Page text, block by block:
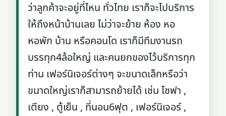
ว่าลูกค้าจะอยู่ที่ไหน ทั่วไทย เราก็จะไปบริการ
ให้ถึงหน้าบ้านเลย ไม่ว่าจะย้าย ห้อง หอ
หอพัก บ้าน หรือคอนโด เราก็มีทีมงานรถ
บรรทุก4ล้อใหญ่ และคนยกของไว้บริการทุก
ท่าน เฟอร์นิเจอร์ต่างๆ จะขนาดเล็กหรือว่า
ขนาดใหญ่เราก็สามารถย้ายได้ เช่น โซฟา ,
เตียง , ตู้เย็น , ที่นอน6ฟุต , เฟอร์นิเจอร์ ,